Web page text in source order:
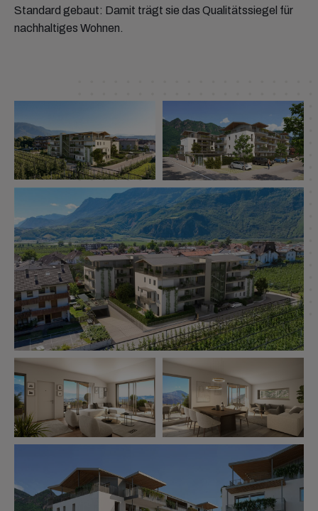
Standard gebaut: Damit trägt sie das Qualitätssiegel für
nachhaltiges Wohnen.